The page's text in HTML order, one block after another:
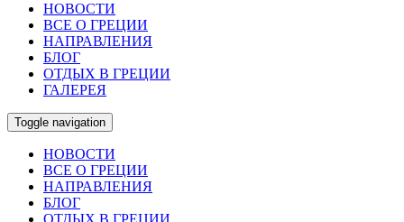
НОВОСТИ
ВСЕ О ГРЕЦИИ
НАПРАВЛЕНИЯ
БЛОГ
ОТДЫХ В ГРЕЦИИ
ГАЛЕРЕЯ
Toggle navigation
НОВОСТИ
ВСЕ О ГРЕЦИИ
НАПРАВЛЕНИЯ
БЛОГ
ОТДЫХ В ГРЕЦИИ